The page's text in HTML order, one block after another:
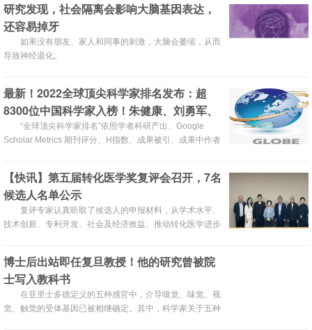
研究发现，社会隔离会影响大脑基因表达，
还容易掉牙
如果没有朋友、家人和同事的刺激，大脑会萎缩，从而
导致神经退化。
最新！2022全球顶尖科学家排名发布：超
8300位中国科学家入榜！朱健康、刘勇军、
施一公排名前三
“全球顶尖科学家排名”依照学者科研产出、Google
Scholar Metrics 期刊评分、H指数、成果被引、成果中作者
次，2022年10月10日是这个排名的第四次发布。
【快讯】第五届转化医学奖复评会召开，7名
候选人名单公示
复评专家认真听取了候选人的申报材料，从学术水平、
技术创新、专利开发、社会及经济效益、推动转化医学进步
博士后出站即任复旦教授！他的研究曾被院
士写入教科书
在亚里士多德定义的五种感官中，介导嗅觉、味觉、视
觉、触觉的受体基因已被相继确定。其中，科学家关于五种